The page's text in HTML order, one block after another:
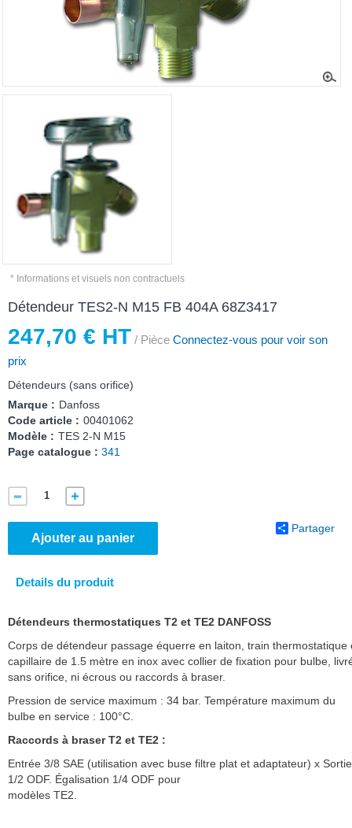
* Informations et visuels non contractuels
Détendeur TES2-N M15 FB 404A 68Z3417
247,70 € HT / Pièce Connectez-vous pour voir son
prix
Détendeurs (sans orifice)
Marque : Danfoss
Code article : 00401062
Modèle : TES 2-N M15
Page catalogue : 341
Ajouter au panier
Partager
Details du produit
Détendeurs thermostatiques T2 et TE2 DANFOSS
Corps de détendeur passage équerre en laiton, train thermostatique
capillaire de 1.5 mètre en inox avec collier de fixation pour bulbe,
sans orifice, ni écrous ou raccords à braser.
Pression de service maximum : 34 bar. Température maximum du
bulbe en service : 100°C.
Raccords à braser T2 et TE2 :
Entrée 3/8 SAE (utilisation avec buse filtre plat et adaptateur) x Sortie
1/2 ODF. Égalisation 1/4 ODF pour
modèles TE2.